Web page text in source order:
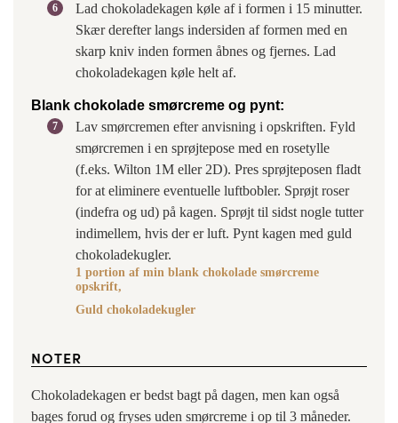
Lad chokoladekagen køle af i formen i 15 minutter.
Skær derefter langs indersiden af formen med en
skarp kniv inden formen åbnes og fjernes. Lad
chokoladekagen køle helt af.
Blank chokolade smørcreme og pynt:
Lav smørcremen efter anvisning i opskriften. Fyld
smørcremen i en sprøjtepose med en rosetylle
(f.eks. Wilton 1M eller 2D). Pres sprøjteposen fladt
for at eliminere eventuelle luftbobler. Sprøjt roser
(indefra og ud) på kagen. Sprøjt til sidst nogle tutter
indimellem, hvis der er luft. Pynt kagen med guld
chokoladekugler.
1 portion af min blank chokolade smørcreme
opskrift,
Guld chokoladekugler
NOTER
Chokoladekagen er bedst bagt på dagen, men kan også
bages forud og fryses uden smørcreme i op til 3 måneder.